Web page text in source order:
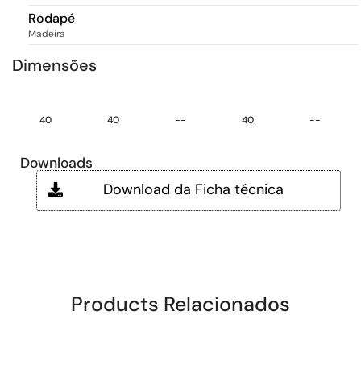
Rodapé
Madeira
Dimensões
40 40 -- 40 --
Downloads
Download da Ficha técnica
Products Relacionados